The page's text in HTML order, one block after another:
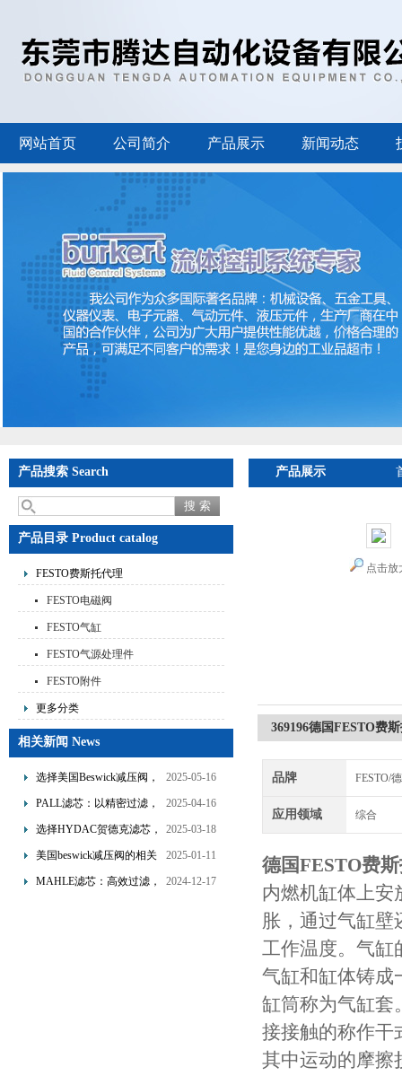
网站首页 公司简介 产品展示 新闻动态
产品搜索 Search
产品目录 Product catalog
FESTO费斯托代理
FESTO电磁阀
FESTO气缸
FESTO气源处理件
FESTO附件
更多分类
相关新闻 News
选择美国Beswick减压阀，
提升流体系统效率
2025-05-16
PALL滤芯：以精密过滤，
为工业流体筑起“隐形安全
2025-04-16
选择HYDAC贺德克滤芯，
享受精准过滤与稳定性能
2025-03-18
美国beswick减压阀的相关
知识
2025-01-11
MAHLE滤芯：高效过滤，
2024-12-17
产品展示
点击放
369196德国FESTO费
品牌 FESTO/
应用领域 综合
德国FESTO费
内燃机缸体上安
胀，通过气缸
工作温度。气缸
气缸和缸体铸成
缸筒称为气缸套
接接触的称作干
其中运动的摩擦